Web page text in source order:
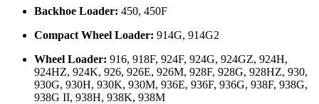
Backhoe Loader: 450, 450F
Compact Wheel Loader: 914G, 914G2
Wheel Loader: 916, 918F, 924F, 924G, 924GZ, 924H,
924HZ, 924K, 926, 926E, 926M, 928F, 928G, 928HZ, 930,
930G, 930H, 930K, 930M, 936E, 936F, 936G, 938F, 938G,
938G II, 938H, 938K, 938M